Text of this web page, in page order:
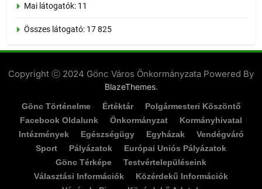
Mai látogatók: 11
Összes látogató: 17 825
Copyright ⓒ 2024 Gönc Város Önkormányzata Powered By
BlazeThemes.
Gönc Történelme Értéktár
Polgármesteri Köszöntő
Facebook Oldalunk
Önkormányzat
Kormányhivatal
Intézmények
Egészségügy Egyházak
Vendégváró
Sport
Pályázatok
Európai Uniós Pályázatok
Gönc Térképe
Testvértelepüléseink
Választási Információk
Közérdekű Információk